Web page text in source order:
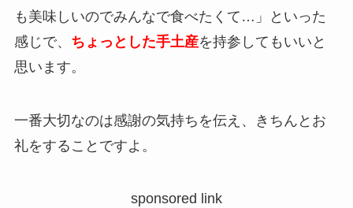
も美味しいのでみんなで食べたくて…」といった
感じで、 ちょっとした手土産を持参してもいいと
思います。
一番大切なのは感謝の気持ちを伝え、きちんとお
礼をすることですよ。
sponsored link